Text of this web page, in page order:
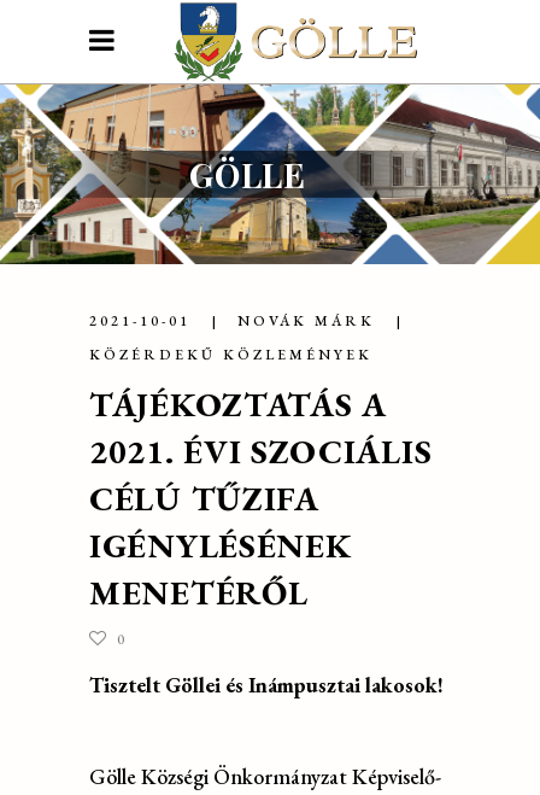
GÖLLE
2021-10-01
NOVÁK MÁRK
KÖZÉRDEKŰ KÖZLEMÉNYEK
TÁJÉKOZTATÁS A
2021. ÉVI SZOCIÁLIS
CÉLÚ TŰZIFA
IGÉNYLÉSÉNEK
MENETÉRŐL
0
Tisztelt Göllei és Inámpusztai lakosok!
Gölle Községi Önkormányzat Képviselő-